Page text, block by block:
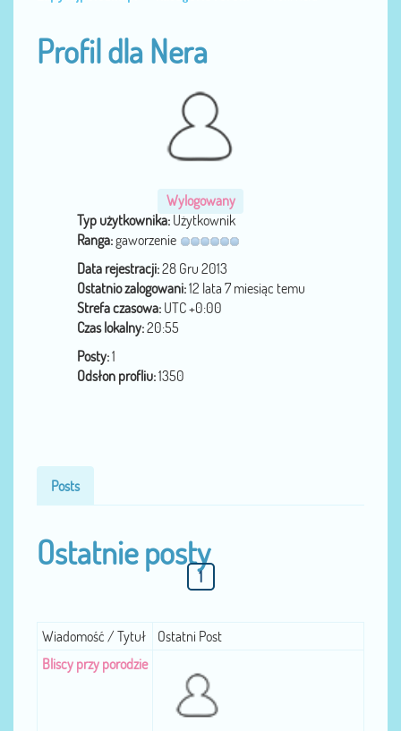
Profil dla Nera
Wylogowany
Typ użytkownika: Użytkownik
Ranga:gaworzenie
Data rejestracji:28 Gru 2013
Ostatnio zalogowani:12 lata 7 miesiąc temu
Strefa czasowa: UTC +0:00
Czas lokalny:20:55
Posty:1
Odsłon profliu:1350
Posts
Ostatnie posty
1
Wiadomość / Tytuł Ostatni Post
Bliscy przy porodzie